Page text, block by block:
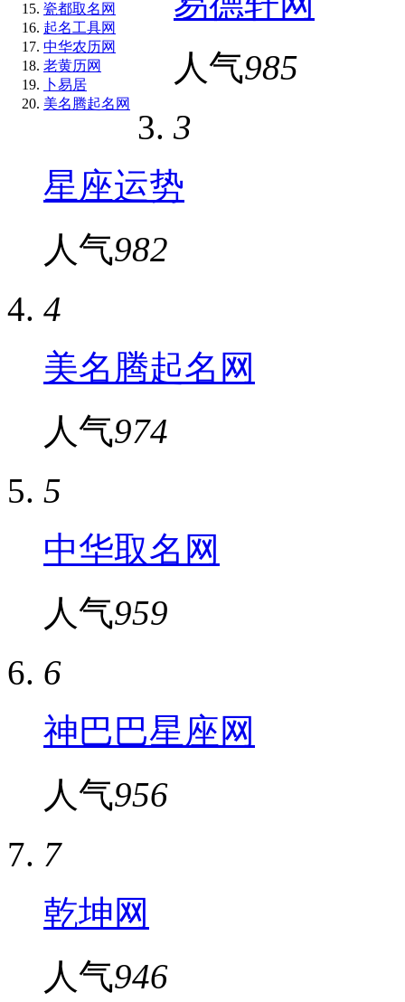
瓷都取名网
起名工具网
中华农历网
老黄历网
卜易居
美名腾起名网
人气985
3
星座运势
人气982
4
美名腾起名网
人气974
5
中华取名网
人气959
6
神巴巴星座网
人气956
7
乾坤网
人气946